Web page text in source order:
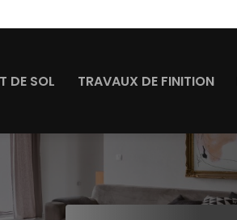
DE SOL TRAVAUX DE FINITION